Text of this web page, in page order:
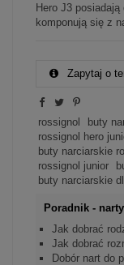
Hero J3
komponują się z
Zapytaj o
rossignol buty
rossignol hero
buty narciarskie
rossignol junior
buty narciarskie
Poradnik - narty
Jak dobrać
Jak dobrać
Dobór nart do